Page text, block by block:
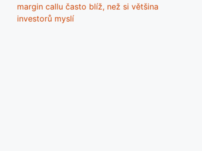
margin callu často blíž, než si většina
investorů myslí